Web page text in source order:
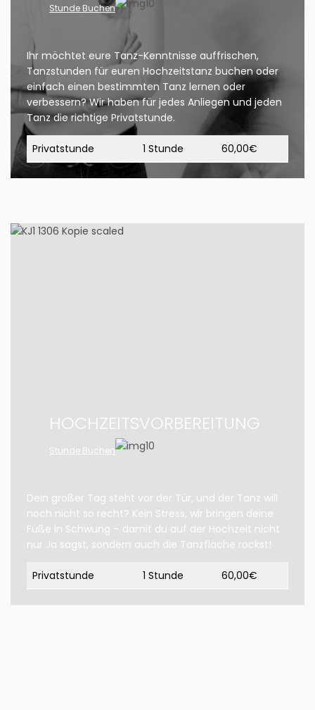
Stunde Buchen
Ihr möchtet eure Tanz-Kenntnisse auffrischen,
Tanzstunden für euren Hochzeitstanz buchen oder
einfach einen bestimmten Tanz lernen oder
verbessern? Wir haben für jedes Anliegen und jeden
Tanz die richtige Privatstunde.
Privatstunde 1 Stunde 60,00€
HOCHZEITSVORBEREITUNG
Stunde Buchen
Dein großer Tag steht vor der Tür, und der Tanz will
noch nicht so recht? Kein Stress, wir bringen deine
Füße in Schwung – damit du auf der Hochzeit nicht
nur Ja sagst, sondern auch die Tanzfläche rockst!
Privatstunde 1 Stunde 60,00€